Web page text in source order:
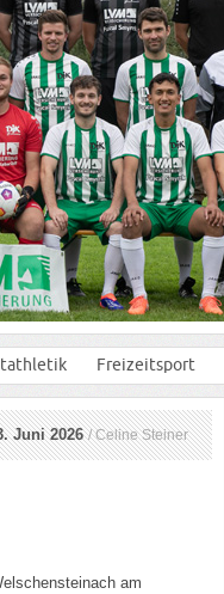
Freizeitsport
Juni 2026/ Celine Steiner
am